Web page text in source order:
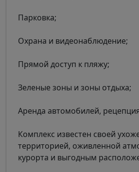
Парковка;
Охрана и видеонаблюдение;
Прямой доступ к пляжу;
Зеленые зоны и зоны отдыха;
Аренда автомобилей,
Комплекс известен своей
территорией, оживленной
курорта и выгодным